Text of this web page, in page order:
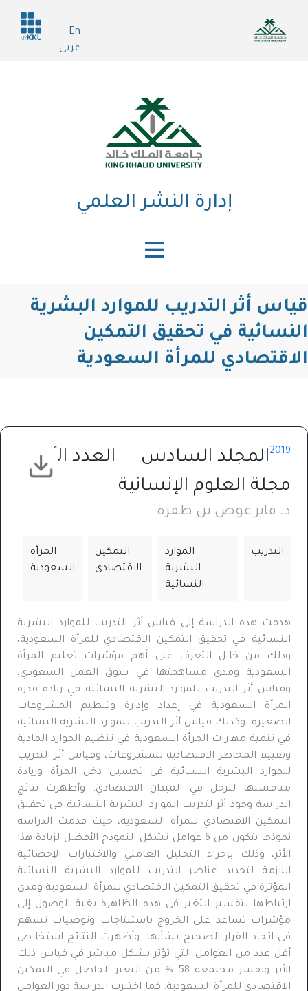
المحتوى
En
عربي
Header
services
إدارة النشر العلمي
قياس أثر التدريب للموارد البشرية
النسائية في تحقيق التمكين
الاقتصادي للمرأة السعودية
2019المجلد السادس
العدد الأول
مجلة العلوم الإنسانية
د. فايز عوض بن ظفرة
التدريب
الموارد
البشرية
النسائية
التمكين
الاقتصادي
المرأة
السعودية
هدفت هذه الدراسة إلى قياس أثر التدريب للموارد البشرية
النسائية في تحقيق التمكين الاقتصادي للمرأة السعودية،
وذلك من خلال التعرف على أهم مؤشرات تعليم المرأة
السعودية ومدى مساهمتها في سوق العمل السعودي،
وقياس أثر التدريب للموارد البشرية النسائية في زيادة قدرة
المرأة السعودية في إعداد وإدارة وتنظيم المشروعات
الصغيرة، وكذلك قياس أثر التدريب للموارد البشرية النسائية
في تنمية مهارات المرأة السعودية في تنظيم الموارد المادية
وتقييم المخاطر الاقتصادية للمشروعات، وقياس أثر التدريب
للموارد البشرية النسائية في تحسين دخل المرأة وزيادة
منافستها للرجل في الميدان الاقتصادي. وأظهرت نتائج
الدراسة وجود أثر لتدريب الموارد البشرية النسائية في تحقيق
التمكين الاقتصادي للمرأة السعودية، حيث قدمت الدراسة
نموذجا يتكون من 6 عوامل تشكل النموذج الأفضل لزيادة هذا
الأثر، وذلك بإجراء التحليل العاملي والاختبارات الإحصائية
اللازمة لتحديد عناصر التدريب للموارد البشرية النسائية
المؤثرة في تحقيق التمكين الاقتصادي للمرأة السعودية ومدى
ارتباطها بتفسير التغير في هذه الظاهرة بغية الوصول إلى
مؤشرات تساعد على الخروج باستنتاجات وتوصيات تسهم
في اتخاذ القرار الصحيح بشأنها. وأظهرت النتائج استخلاص
أقل عدد من العوامل التي تؤثر بشكل مباشر في قياس ذلك
الأثر وتفسر مجتمعة 58 % من التغير الحاصل في التمكين
الاقتصادي للمرأة السعودية. كما اختبرت الدراسة دور العوامل